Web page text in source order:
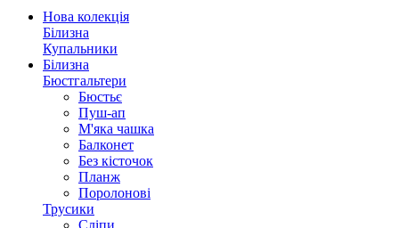
Нова колекція
Білизна
Купальники
Білизна
Бюстгальтери
Бюстьє
Пуш-ап
М'яка чашка
Балконет
Без кісточок
Планж
Поролонові
Трусики
Сліпи